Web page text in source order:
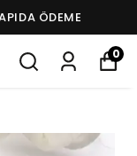
ÖDEME
0